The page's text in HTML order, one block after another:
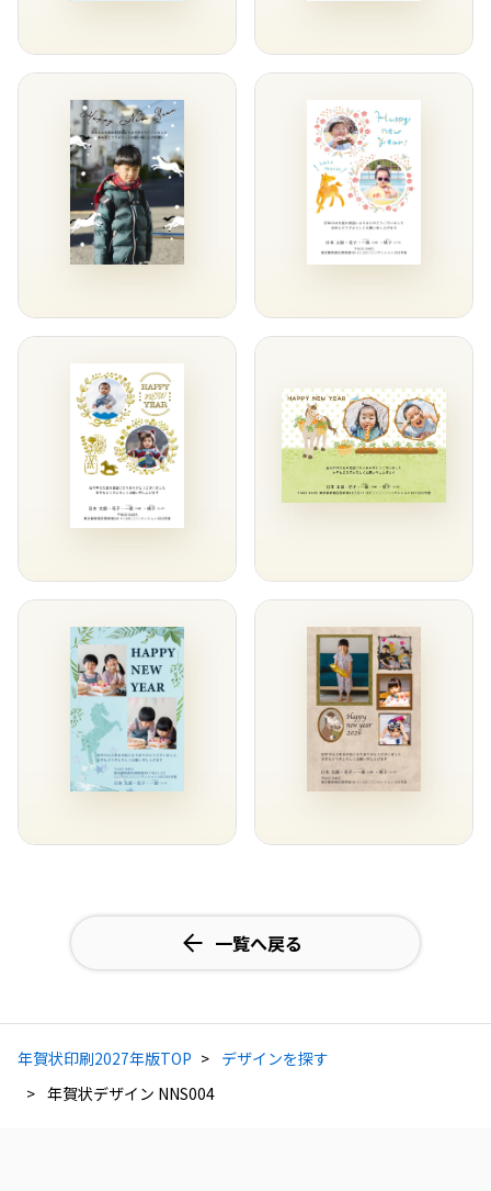
一覧へ戻る
年賀状印刷2027年版TOP
デザインを探す
年賀状デザイン NNS004